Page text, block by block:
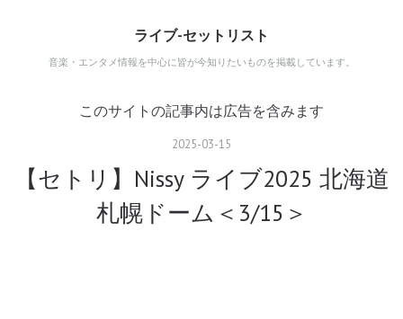
ライブ-セットリスト
音楽・エンタメ情報を中心に皆が今知りたいものを掲載しています。
このサイトの記事内は広告を含みます
2025-03-15
【セトリ】Nissy ライブ2025 北海道
札幌ドーム＜3/15＞